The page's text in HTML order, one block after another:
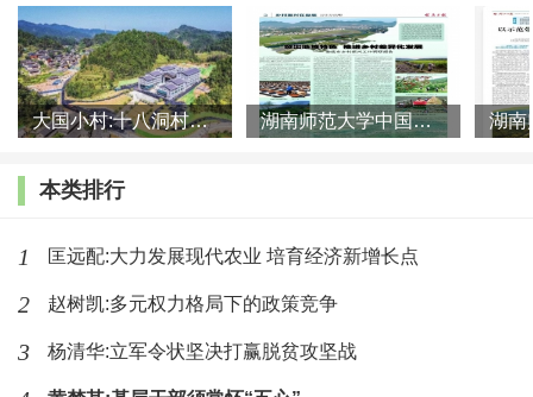
轻劳动力羞于农业劳作，宁肯打麻将消磨时光，也不愿
意从事农业劳动。在这样的氛围下，即使有人想去做诸
如照顾老人，或到村里农家乐做小时工之类的工作，也
常常因受到他人嘲讽、奚落或讽刺而被遏制，致使乡村
劳动力后继乏人，耕地荒芜，手艺失传，崇尚劳动的传
要。在农业劳动过程中，人们体验人与自然的关系，养
成尊重自然和敬畏自然的品质，对培养毅力、耐力和坚
持精神以及尊重劳动成果等素养具有重要意义。要把坚
持劳动付出与获取劳动成果相结合，特别要引导乡村年
大国小村:十八洞村的现代变迁是一道美丽的风景线 湖南师范大学中国乡村振兴研究院课题组:突出地域特色 推进乡村
本类排行
1 匡远配:大力发展现代农业 培育经济新增长点
2 赵树凯:多元权力格局下的政策竞争
3 杨清华:立军令状坚决打赢脱贫攻坚战